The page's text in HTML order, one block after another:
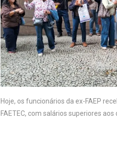
Hoje, os funcionários da ex-FAEP
FAETEC, com salários superiores